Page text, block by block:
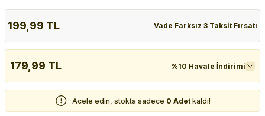
199,99 TL Vade Farksız 3 Taksit Fırsatı
179,99 TL %10 Havale İndirimi
Acele edin, stokta sadece 0 Adet kaldı!